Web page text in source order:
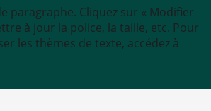
paragraphe. Cliquez sur « Modifier
à jour la police, la taille, etc. Pour
les thèmes de texte, accédez à